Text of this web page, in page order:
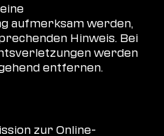
aufmerksam werden,
Hinweis. Bei
werden
entfernen.
zur Online-